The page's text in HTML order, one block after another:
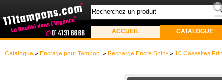
ACCUEIL CATALOGUE
Catalogue » Encrage pour Tampon » Recharge Encre Shiny » 10 Cassettes